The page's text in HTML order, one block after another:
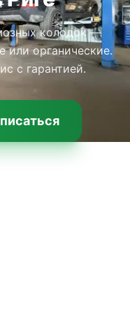
колодок —
или органические.
с гарантией.